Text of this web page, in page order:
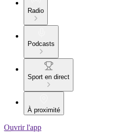
Radio
Podcasts
Sport en direct
À proximité
Ouvrir l'app